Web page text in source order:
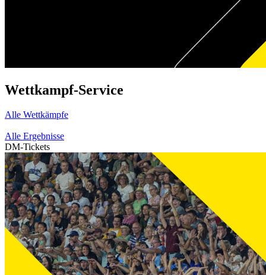
Wettkampf-Service
Alle Wettkämpfe
Alle Ergebnisse
DM-Tickets